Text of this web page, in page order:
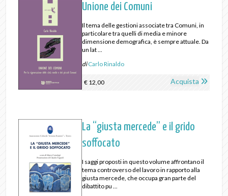
Unione dei Comuni
Il tema delle gestioni associate tra Comuni, in
particolare tra quelli di media e minore
dimensione demografica, è sempre attuale. Da
un lat ...
diCarlo Rinaldo
€ 12,00 Acquista
La “giusta mercede” e il grido
soffocato
I saggi proposti in questo volume affrontano il
tema controverso del lavoro in rapporto alla
giusta mercede, che occupa gran parte del
dibattito pu ...